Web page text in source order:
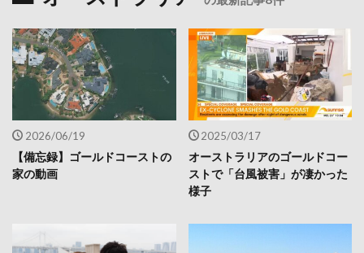
2026/06/19
【備忘録】ゴールドコーストの
家の動画
2025/03/17
オーストラリアのゴールドコー
ストで「台風被害」が凄かった
様子